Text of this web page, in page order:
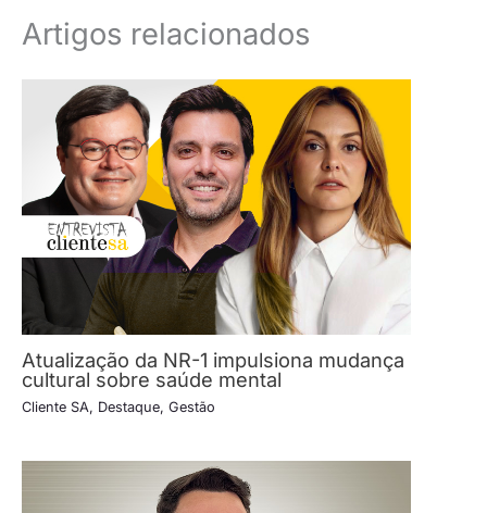
Artigos relacionados
Atualização da NR-1 impulsiona mudança
cultural sobre saúde mental
Cliente SA, Destaque, Gestão